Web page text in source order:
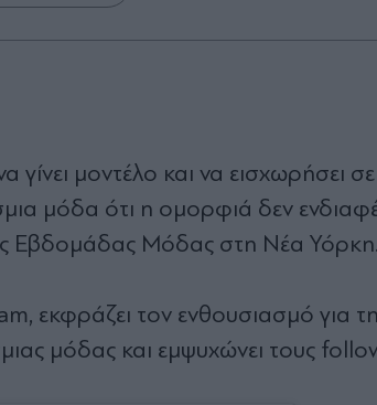
μοντέλο και να εισχωρήσει
μόδα ότι η ομορφιά δεν
Εβδομάδας Μόδας στη Νέα Υόρκη.
εκφράζει τον ενθουσιασμό για
μόδας και εμψυχώνει τους